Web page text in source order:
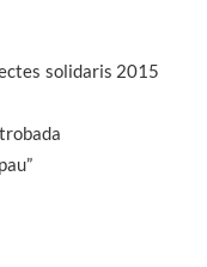
solidaris 2015